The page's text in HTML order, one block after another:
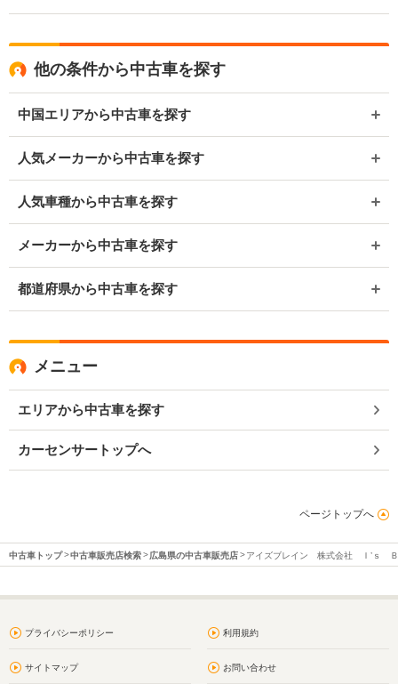
他の条件から中古車を探す
中国エリアから中古車を探す
人気メーカーから中古車を探す
人気車種から中古車を探す
メーカーから中古車を探す
都道府県から中古車を探す
メニュー
エリアから中古車を探す
カーセンサートップへ
ページトップへ
中古車トップ 中古車販売店検索 広島県の中古車販売店 アイズブレイン 株式会社 Ｉ’ｓ Ｂ
プライバシーポリシー 利用規約
サイトマップ お問い合わせ